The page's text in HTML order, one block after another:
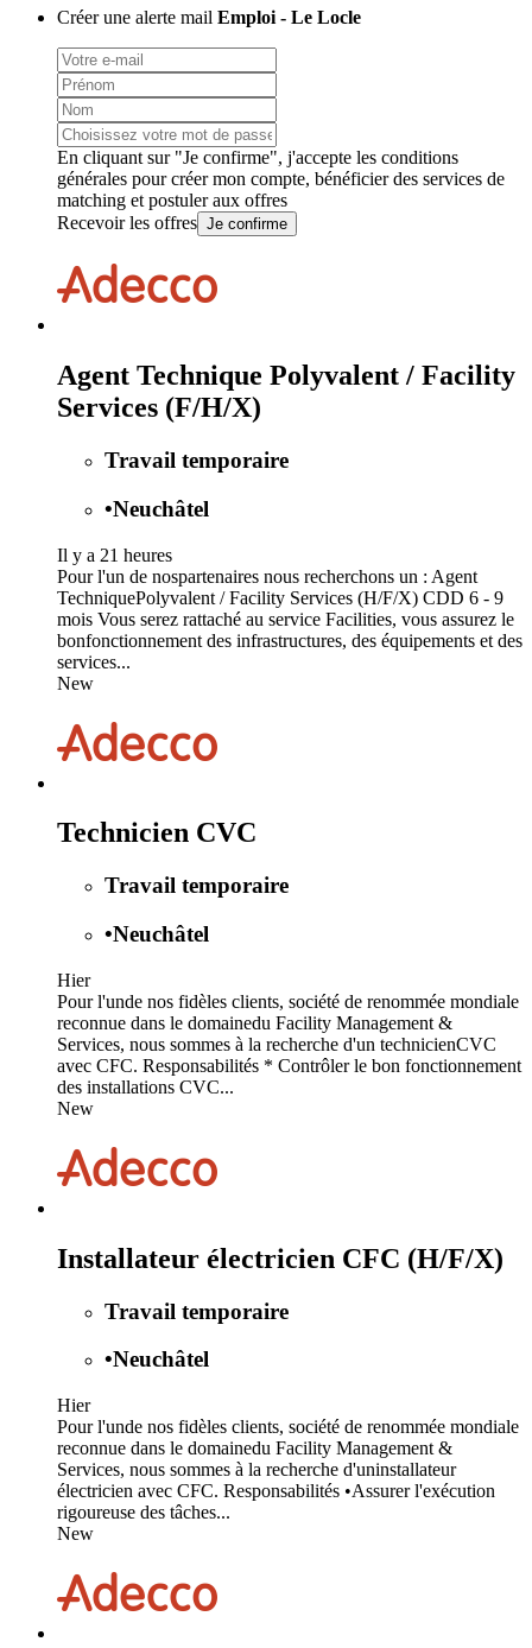
Créer une alerte mail Emploi - Le Locle
En cliquant sur "Je confirme", j'accepte les conditions
générales pour créer mon compte, bénéficier des services de
matching et postuler aux offres
Recevoir les offres Je confirme
Agent Technique Polyvalent / Facility
Services (F/H/X)
Travail temporaire
•Neuchâtel
Il y a 21 heures
Pour l'un de nospartenaires nous recherchons un : Agent
TechniquePolyvalent / Facility Services (H/F/X) CDD 6 - 9
mois Vous serez rattaché au service Facilities, vous assurez le
bonfonctionnement des infrastructures, des équipements et des
services...
New
Technicien CVC
Travail temporaire
•Neuchâtel
Hier
Pour l'unde nos fidèles clients, société de renommée mondiale
reconnue dans le domainedu Facility Management &
Services, nous sommes à la recherche d'un technicienCVC
avec CFC. Responsabilités * Contrôler le bon fonctionnement
des installations CVC...
New
Installateur électricien CFC (H/F/X)
Travail temporaire
•Neuchâtel
Hier
Pour l'unde nos fidèles clients, société de renommée mondiale
reconnue dans le domainedu Facility Management &
Services, nous sommes à la recherche d'uninstallateur
électricien avec CFC. Responsabilités •Assurer l'exécution
rigoureuse des tâches...
New